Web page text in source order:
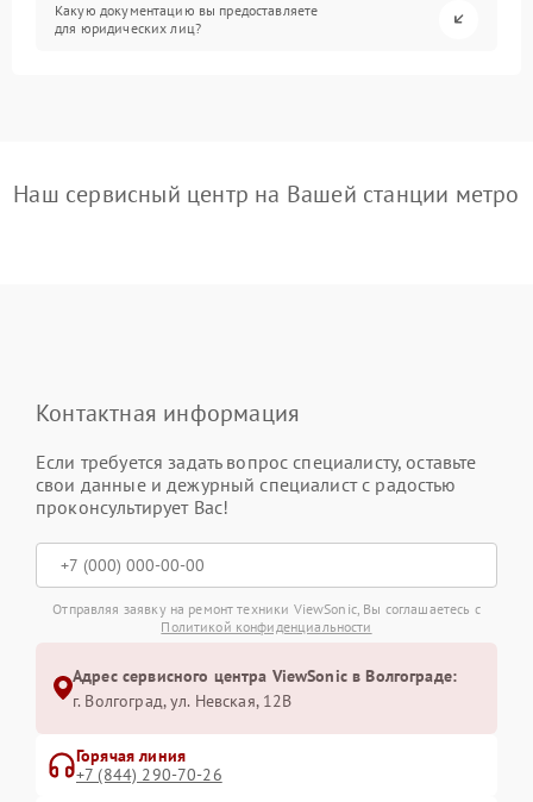
Какую документацию вы предоставляете
для юридических лиц?
Наш сервисный центр на Вашей станции метро
Контактная информация
Если требуется задать вопрос специалисту, оставьте
свои данные и дежурный специалист с радостью
проконсультирует Вас!
Отправляя заявку на ремонт техники ViewSonic, Вы соглашаетесь с
Политикой конфиденциальности
Адрес сервисного центра ViewSonic в Волгограде:
г. Волгоград, ул. Невская, 12В
Горячая линия
+7 (844) 290-70-26